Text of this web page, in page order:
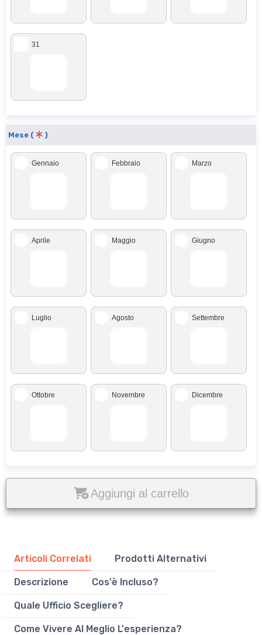
31
Mese ( )
Gennaio Febbraio Marzo
Aprile Maggio Giugno
Luglio Agosto Settembre
Ottobre Novembre Dicembre
Aggiungi al carrello
Articoli Correlati Prodotti Alternativi
Descrizione Cos'è Incluso?
Quale Ufficio Scegliere?
Come Vivere Al Meglio L'esperienza?